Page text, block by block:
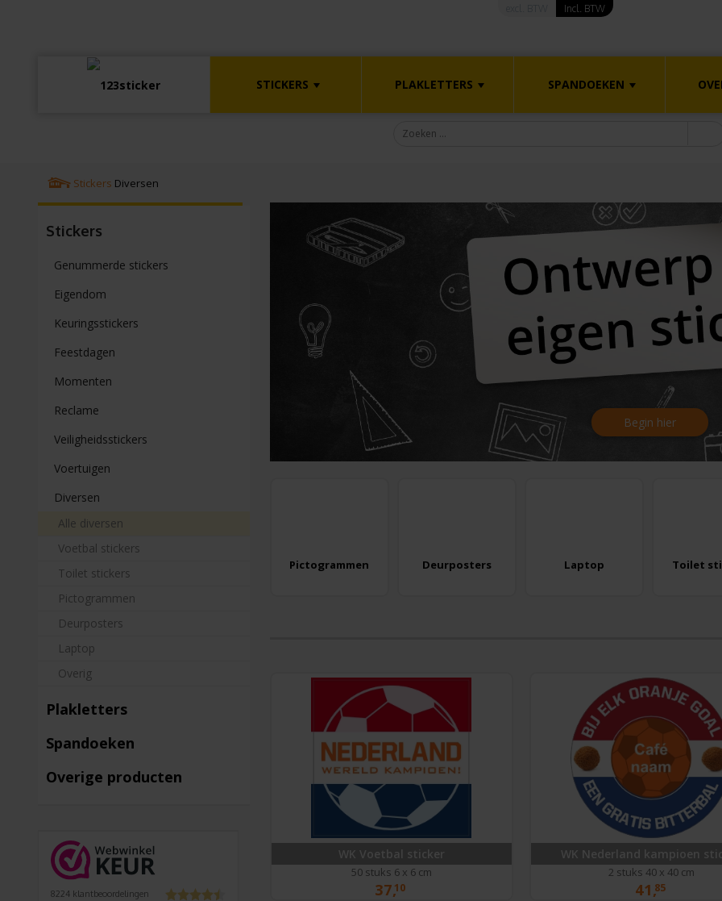
STICKERS PLAKLETTERS SPANDOEKEN
Incl. BTW
Stickers Diversen
Stickers
Genummerde stickers
Eigendom
Keuringsstickers
Feestdagen
Momenten
Reclame
Veiligheidsstickers
Voertuigen
Diversen
Alle diversen
Voetbal stickers
Toilet stickers
Pictogrammen
Deurposters
Laptop
Overig
Plakletters
Spandoeken
Overige producten
8224 klantbeoordelingen
Begin hier
Pictogrammen Deurposters Laptop Toilet
WK Voetbal sticker
50 stuks 6 x 6 cm
37,10
WK Nederland kampioen
2 stuks 40 x 40 cm
41,85